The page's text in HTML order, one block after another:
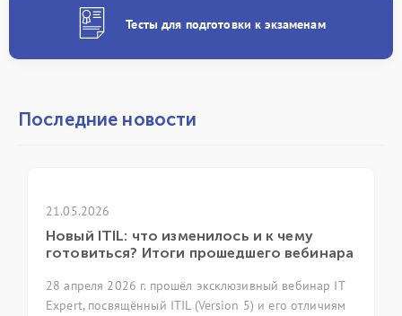
Тесты для подготовки к экзаменам
Последние новости
21.05.2026
Новый ITIL: что изменилось и к чему
готовиться? Итоги прошедшего вебинара
28 апреля 2026 г. прошёл эксклюзивный вебинар IT
Expert, посвящённый ITIL (Version 5) и его отличиям